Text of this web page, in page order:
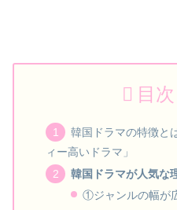
目次
韓国ドラマの特徴と
ィー高いドラマ」
韓国ドラマが人気な
①ジャンルの幅が